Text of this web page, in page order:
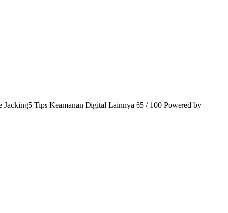
Tips Keamanan Digital Lainnya 65 / 100 Powered by